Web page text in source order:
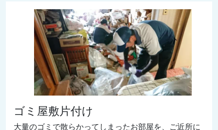
ゴミ屋敷片付け
大量のゴミで散らかってしまったお部屋を、ご近所に